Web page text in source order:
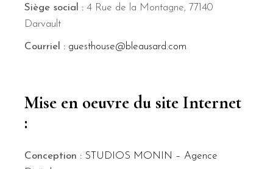
Siège social :4 Rue de la Montagne, 77140
Darvault
Courriel : guesthouse@bleausard.com
Mise en oeuvre du site Internet
:
Conception : STUDIOS MONIN – Agence